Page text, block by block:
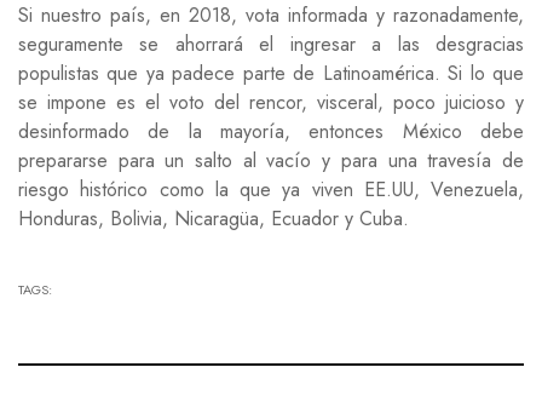
Si nuestro país, en 2018, vota informada y razonadamente,
seguramente se ahorrará el ingresar a las desgracias
populistas que ya padece parte de Latinoamérica. Si lo que
se impone es el voto del rencor, visceral, poco juicioso y
desinformado de la mayoría, entonces México debe
prepararse para un salto al vacío y para una travesía de
riesgo histórico como la que ya viven EE.UU, Venezuela,
Honduras, Bolivia, Nicaragüa, Ecuador y Cuba.
TAGS: